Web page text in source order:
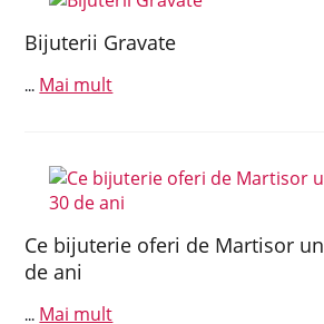
Bijuterii Gravate
... Mai mult
Ce bijuterie oferi de Martisor
de ani
... Mai mult